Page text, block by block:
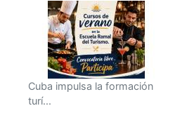
Cuba impulsa la formación
turí...